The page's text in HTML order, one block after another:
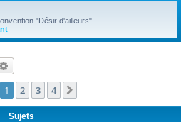
"Désir d'ailleurs".
1 2 3 4
Sujets